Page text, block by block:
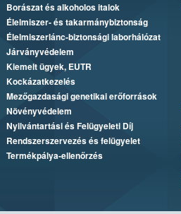
Borászat és alkoholos italok
Élelmiszer- és takarmánybiztonság
Élelmiszerlánc-biztonsági laborhálózat
Járványvédelem
Kiemelt ügyek, EUTR
Kockázatkezelés
Mezőgazdasági genetikai erőforrások
Növényvédelem
Nyilvántartási és Felügyeleti Díj
Rendszerszervezés és felügyelet
Termékpálya-ellenőrzés